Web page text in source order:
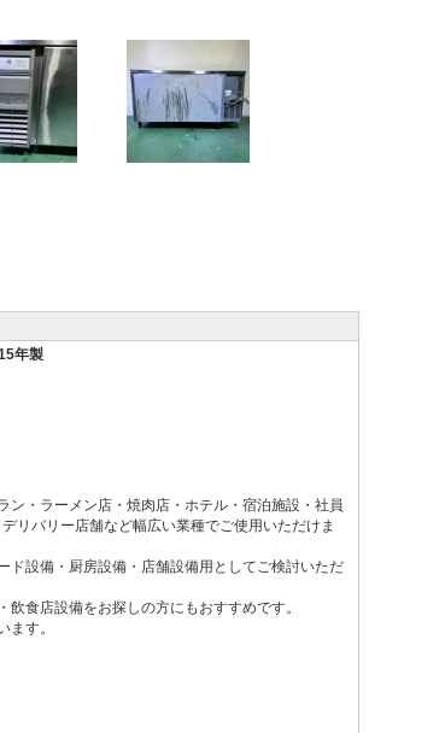
年製
・ラーメン店・焼肉店・ホテル・宿泊施設・社員
リバリー店舗など幅広い業種でご使用いただけま
ド設備・厨房設備・店舗設備用としてご検討いただ
食店設備をお探しの方にもおすすめです。
ます。